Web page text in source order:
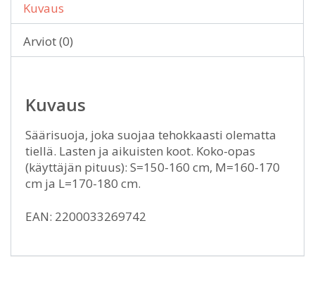
Kuvaus
Arviot (0)
Kuvaus
Säärisuoja, joka suojaa tehokkaasti olematta
tiellä. Lasten ja aikuisten koot. Koko-opas
(käyttäjän pituus): S=150-160 cm, M=160-170
cm ja L=170-180 cm.
EAN: 2200033269742